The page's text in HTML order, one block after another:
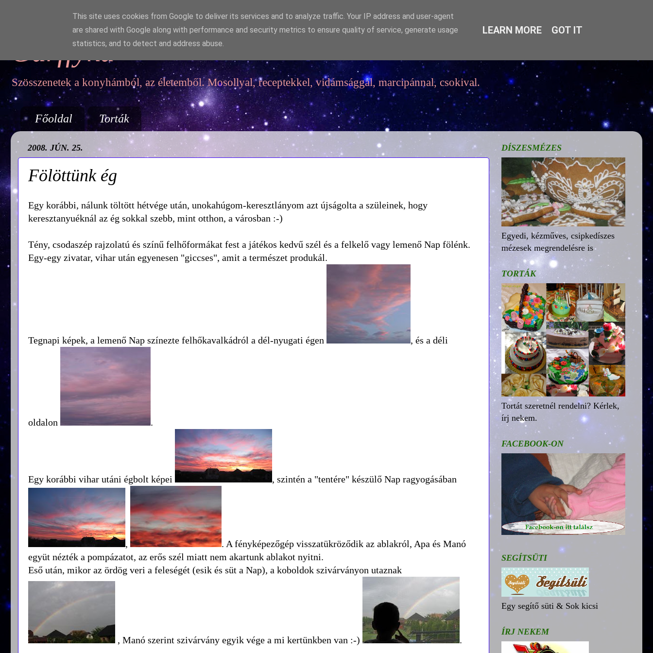
Garffyka
Szösszenetek a konyhámból, az életemből. Mosollyal, receptekkel, vidámsággal, marcipánnal, csokival.
Főoldal Torták
2008. JÚN. 25.
Fölöttünk ég
Egy korábbi, nálunk töltött hétvége után, unokahúgom-keresztlányom azt újságolta a szüleinek, hogy
keresztanyuéknál az ég sokkal szebb, mint otthon, a városban :-)
Tény, csodaszép rajzolatú és színű felhőformákat fest a játékos kedvű szél és a felkelő vagy lemenő Nap fölénk.
Egy-egy zivatar, vihar után egyenesen "giccses", amit a természet produkál.
Tegnapi képek, a lemenő Nap színezte felhőkavalkádról a dél-nyugati égen , és a déli
oldalon .
Egy korábbi vihar utáni égbolt képei , szintén a "tentére" készülő Nap ragyogásában
,
. A fényképezőgép visszatükröződik az ablakról, Apa és Manó
együt nézték a pompázatot, az erős szél miatt nem akartunk ablakot nyitni.
Eső után, mikor az ördög veri a feleségét (esik és süt a Nap), a koboldok szivárványon utaznak
, Manó szerint szivárvány egyik vége a mi kertünkben van :-) .
DÍSZESMÉZES
Egyedi, kézműves, csipkedíszes
mézesek megrendelésre is
TORTÁK
Tortát szeretnél rendelni? Kérlek,
írj nekem.
FACEBOOK-ON
SEGÍTSÜTI
Egy segítő süti & Sok kicsi
ÍRJ NEKEM
This site uses cookies from Google to deliver its services and to analyze traffic. Your IP address and user-agent
are shared with Google along with performance and security metrics to ensure quality of service, generate usage
statistics, and to detect and address abuse.
LEARN MORE GOT IT